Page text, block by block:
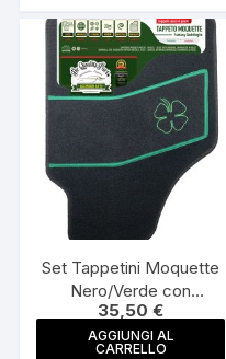
Set Tappetini Moquette
Nero/Verde con
Battitacco Fantasy
Quadrifoglio Made Italy
35,50€
AGGIUNGI AL
CARRELLO